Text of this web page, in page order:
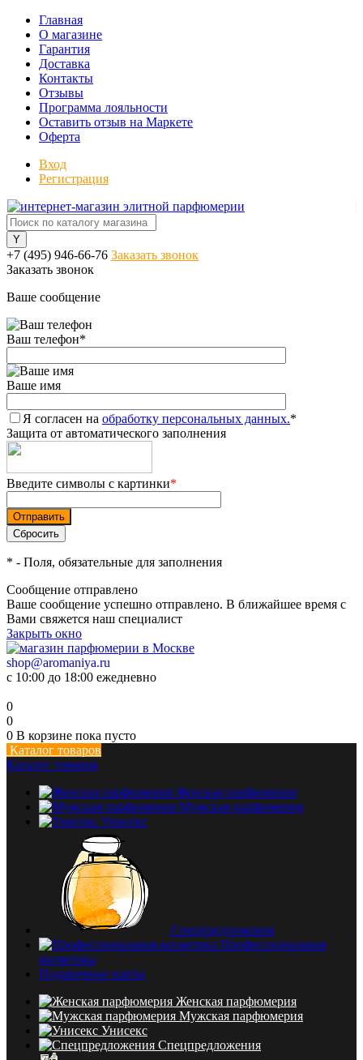
Главная
О магазине
Гарантия
Доставка
Контакты
Отзывы
Программа лояльности
Оставить отзыв на Маркете
Оферта
Вход
Регистрация
+7 (495) 946-66-76 Заказать звонок
Заказать звонок
Ваше сообщение
Ваш телефон*
Ваше имя
Я согласен на обработку персональных данных.*
Защита от автоматического заполнения
Введите символы с картинки*
* - Поля, обязательные для заполнения
Сообщение отправлено
Ваше сообщение успешно отправлено. В ближайшее время с
Вами свяжется наш специалист
Закрыть окно
shop@aromaniya.ru
с 10:00 до 18:00 ежедневно
0
0
0 В корзине пока пусто
Каталог товаров
Каталог товаров
Женская парфюмерия
Мужская парфюмерия
Унисекс
Спецпредложения
Профессиональная
косметика
Подарочные карты
Женская парфюмерия
Мужская парфюмерия
Унисекс
Спецпредложения